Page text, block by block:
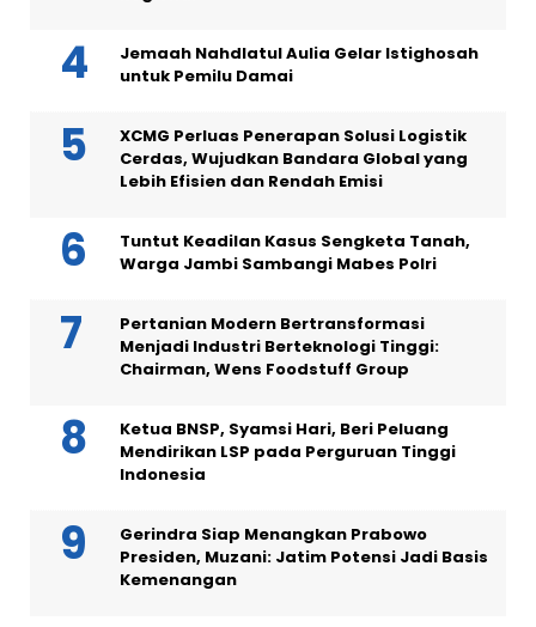
Jemaah Nahdlatul Aulia Gelar Istighosah
untuk Pemilu Damai
XCMG Perluas Penerapan Solusi Logistik
Cerdas, Wujudkan Bandara Global yang
Lebih Efisien dan Rendah Emisi
Tuntut Keadilan Kasus Sengketa Tanah,
Warga Jambi Sambangi Mabes Polri
Pertanian Modern Bertransformasi
Menjadi Industri Berteknologi Tinggi:
Chairman, Wens Foodstuff Group
Ketua BNSP, Syamsi Hari, Beri Peluang
Mendirikan LSP pada Perguruan Tinggi
Indonesia
Gerindra Siap Menangkan Prabowo
Presiden, Muzani: Jatim Potensi Jadi Basis
Kemenangan